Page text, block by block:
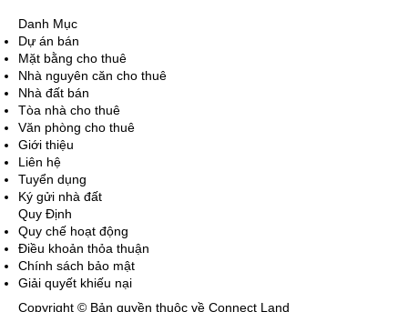
Danh Mục
Dự án bán
Mặt bằng cho thuê
Nhà nguyên căn cho thuê
Nhà đất bán
Tòa nhà cho thuê
Văn phòng cho thuê
Giới thiệu
Liên hệ
Tuyển dụng
Ký gửi nhà đất
Quy Định
Quy chế hoạt động
Điều khoản thỏa thuận
Chính sách bảo mật
Giải quyết khiếu nại
Copyright © Bản quyền thuộc về Connect Land